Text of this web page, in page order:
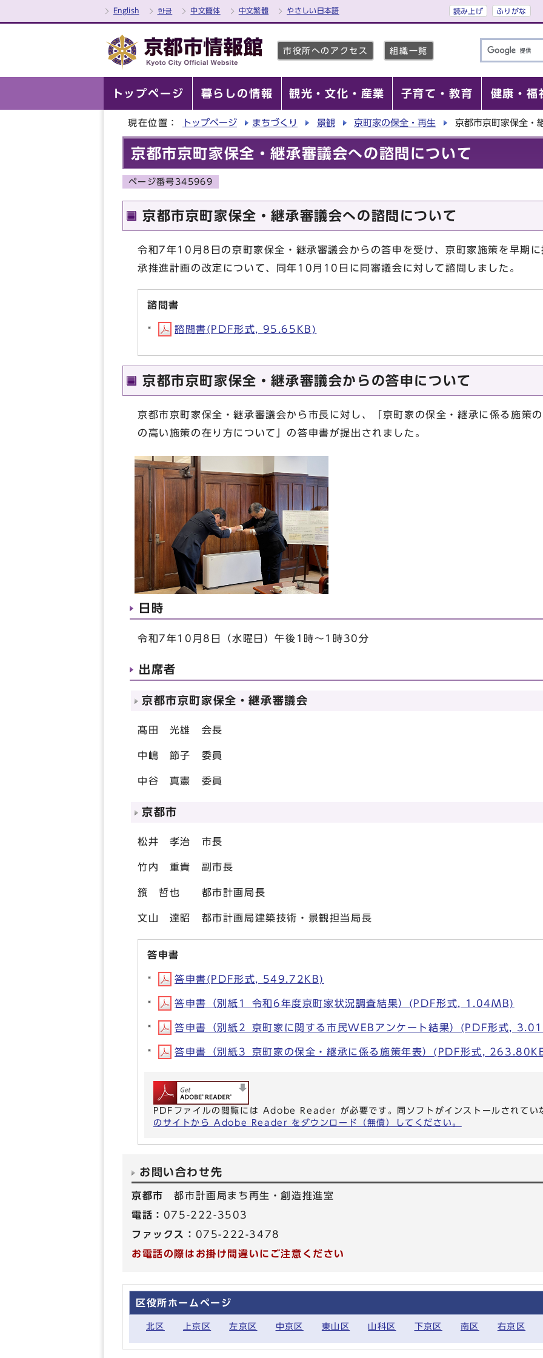
English 한글 中文簡体 中文繁體 やさしい日本語 読み上げ ふりがな
市役所へのアクセス 組織一覧
トップページ 暮らしの情報 観光・文化・産業 子育て・教育 健康・福
現在位置： トップページ まちづくり 景観 京町家の保全・再生 京都市京町家保全・
京都市京町家保全・継承審議会への諮問について
ページ番号345969
京都市京町家保全・継承審議会への諮問について
令和7年10月8日の京町家保全・継承審議会からの答申を受け、京町家施策を早期
承推進計画の改定について、同年10月10日に同審議会に対して諮問しました。
諮問書
諮問書(PDF形式, 95.65KB)
京都市京町家保全・継承審議会からの答申について
京都市京町家保全・継承審議会から市長に対し、「京町家の保全・継承に係る施策
の高い施策の在り方について」の答申書が提出されました。
日時
令和7年10月8日（水曜日）午後1時～1時30分
出席者
京都市京町家保全・継承審議会
髙田 光雄 会長
中嶋 節子 委員
中谷 真憲 委員
京都市
松井 孝治 市長
竹内 重貴 副市長
籏 哲也 都市計画局長
文山 達昭 都市計画局建築技術・景観担当局長
答申書
答申書(PDF形式, 549.72KB)
答申書（別紙1_令和6年度京町家状況調査結果）(PDF形式, 1.04MB)
答申書（別紙2_京町家に関する市民WEBアンケート結果）(PDF形式,
答申書（別紙3_京町家の保全・継承に係る施策年表）(PDF形式,
PDFファイルの閲覧には Adobe Reader が必要です。同ソフトがインストールされてい
のサイトから Adobe Reader をダウンロード（無償）してください。
お問い合わせ先
京都市都市計画局まち再生・創造推進室
電話： 075-222-3503
ファックス： 075-222-3478
お電話の際はお掛け間違いにご注意ください
区役所ホームページ
北区 上京区 左京区 中京区 東山区 山科区 下京区 南区 右京区